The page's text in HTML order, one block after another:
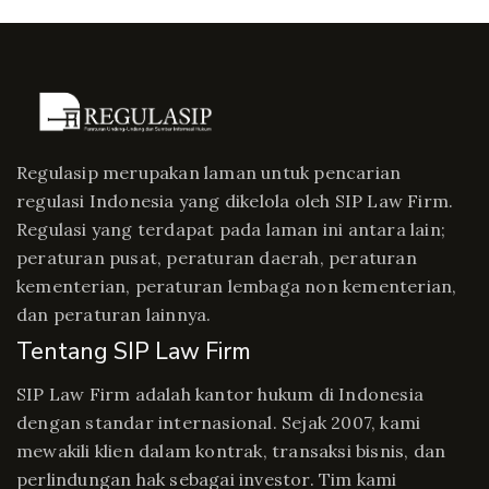
Regulasip merupakan laman untuk pencarian
regulasi Indonesia yang dikelola oleh SIP Law Firm.
Regulasi yang terdapat pada laman ini antara lain;
peraturan pusat, peraturan daerah, peraturan
kementerian, peraturan lembaga non kementerian,
dan peraturan lainnya.
Tentang SIP Law Firm
SIP Law Firm adalah kantor hukum di Indonesia
dengan standar internasional. Sejak 2007, kami
mewakili klien dalam kontrak, transaksi bisnis, dan
perlindungan hak sebagai investor. Tim kami